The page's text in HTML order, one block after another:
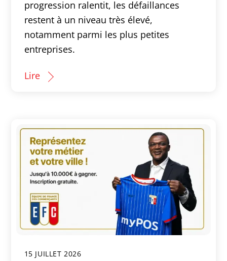
progression ralentit, les défaillances
restent à un niveau très élevé,
notamment parmi les plus petites
entreprises.
Lire
15 JUILLET 2026